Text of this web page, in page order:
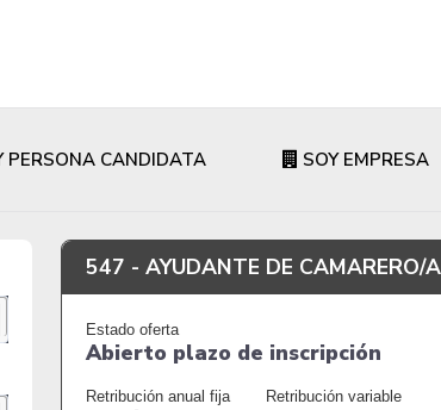
PERSONA CANDIDATA SOY EMPRESA
547 -AYUDANTE DE CAMARERO/
Estado oferta
Abierto plazo de inscripción
Retribución anual fija Retribución variable